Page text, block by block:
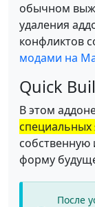
обычном
удаления
конфликтов
модами на
Quick
В этом
специальных
форму
После